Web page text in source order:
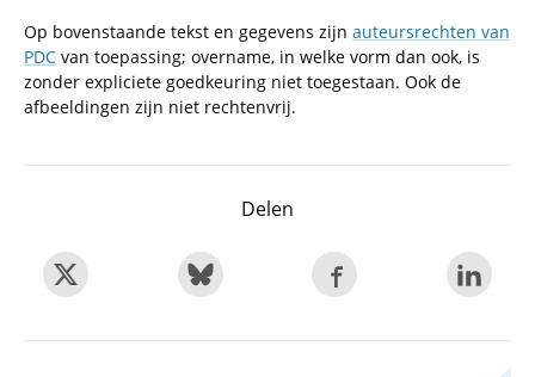
Op bovenstaande tekst en gegevens zijn auteursrechten van
PDC van toepassing; overname, in welke vorm dan ook, is
zonder expliciete goedkeuring niet toegestaan. Ook de
afbeeldingen zijn niet rechtenvrij.
Delen